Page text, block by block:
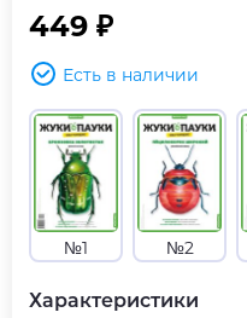
449 ₽
Есть в наличии
№1 №2
Характеристики